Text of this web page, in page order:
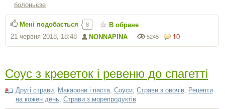
болоньєзе
10
5245
NONNAPINA
21 червня 2018, 18:48
Мені подобається 8 В обране
Соус з креветок і ревеню до спагетті
Другі страви, Макарони і паста, Соуси, Страви з овочів, Рецепти
на кожен день, Страви з морепродуктів